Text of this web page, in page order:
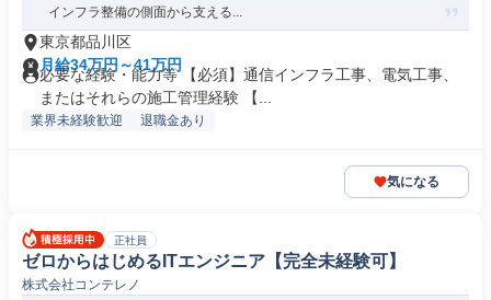
インフラ整備の側面から支える...
東京都品川区
月給34万円～41万円
必要な経験・能力等 【必須】通信インフラ工事、電気工事、
またはそれらの施工管理経験 【...
業界未経験歓迎 退職金あり
気になる
正社員
ゼロからはじめるITエンジニア【完全未経験可】
株式会社コンテレノ